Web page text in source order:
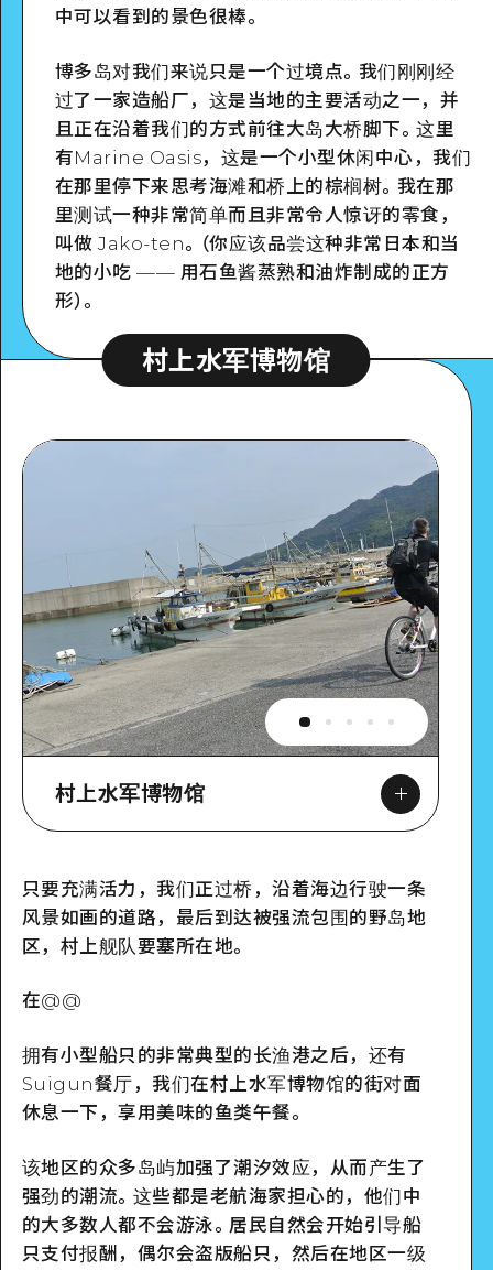
中可以看到的景色很棒。
博多岛对我们来说只是一个过境点。我们刚刚经
过了一家造船厂，这是当地的主要活动之一，并
且正在沿着我们的方式前往大岛大桥脚下。这里
有Marine Oasis，这是一个小型休闲中心，我们
在那里停下来思考海滩和桥上的棕榈树。我在那
里测试一种非常简单而且非常令人惊讶的零食，
叫做 Jako-ten。（你应该品尝这种非常日本和当
地的小吃 —— 用石鱼酱蒸熟和油炸制成的正方
形）。
村上水军博物馆
村上水军博物馆
Google Maps
只要充满活力，我们正过桥，沿着海边行驶一条
风景如画的道路，最后到达被强流包围的野岛地
区，村上舰队要塞所在地。
在@@
拥有小型船只的非常典型的长渔港之后，还有
Suigun餐厅，我们在村上水军博物馆的街对面
休息一下，享用美味的鱼类午餐。
该地区的众多岛屿加强了潮汐效应，从而产生了
强劲的潮流。这些都是老航海家担心的，他们中
的大多数人都不会游泳。居民自然会开始引导船
只支付报酬，偶尔会盗版船只，然后在地区一级